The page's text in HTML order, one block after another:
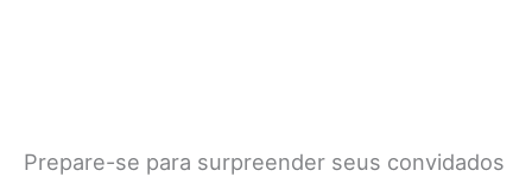
Prepare-se para surpreender seus convidados